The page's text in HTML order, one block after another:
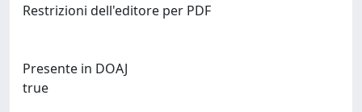
Restrizioni dell'editore per PDF
Presente in DOAJ